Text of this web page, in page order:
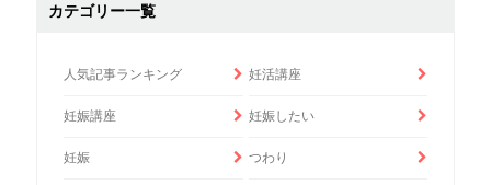
カテゴリー一覧
人気記事ランキング 妊活講座
妊娠講座 妊娠したい
妊娠 つわり